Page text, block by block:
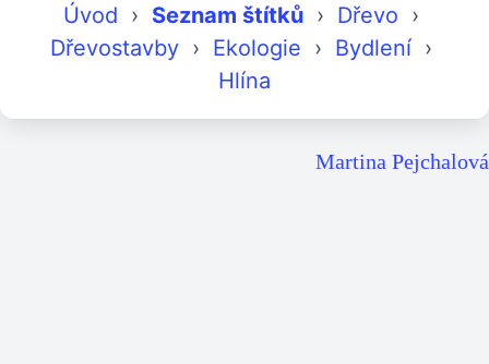
Úvod › Seznam štítků › Dřevo ›
Dřevostavby › Ekologie › Bydlení ›
Hlína
Martina Pejchalová